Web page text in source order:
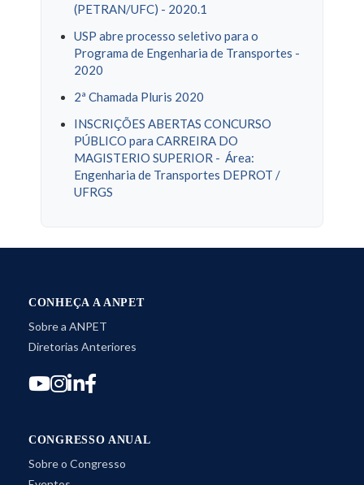
(PETRAN/UFC) - 2020.1
USP abre processo seletivo para o
Programa de Engenharia de Transportes -
2020
2ª Chamada Pluris 2020
INSCRIÇÕES ABERTAS CONCURSO
PÚBLICO para CARREIRA DO
MAGISTERIO SUPERIOR - Área:
Engenharia de Transportes DEPROT /
UFRGS
CONHEÇA A ANPET
Sobre a ANPET
Diretorias Anteriores
CONGRESSO ANUAL
Sobre o Congresso